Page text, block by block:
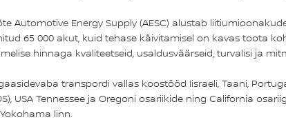
Automotive Energy Supply (AESC) alustab
65 000 akut, kuid tehase käivitamisel on kavas toota
hinnaga kvaliteetseid, usaldusväärseid, turvalisi ja
transpordi vallas koostööd Iisraeli, Taani,
USA Tennessee ja Oregoni osariikide ning California
linn.